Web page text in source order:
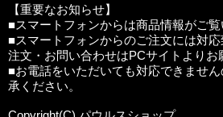
●目次
一般聖歌
朝の祈り 奉納 信望愛 主の祈り
心 洗礼 ミサ後 勤行をおえて 聖
たう 夕べの祈り
第一ミサ 第二ミサ 第三ミサ 第四
【重要なお知らせ】
■スマートフォンからは商品情報がご覧
■スマートフォンからのご注文には対
注文・お問い合わせはPCサイトよりお
■お電話をいただいても対応できませ
承ください。